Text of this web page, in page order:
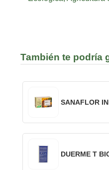
También te podría
SANAFLOR
DUERME T